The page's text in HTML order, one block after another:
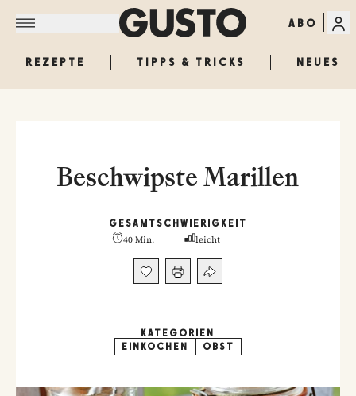
ABO
REZEPTE TIPPS & TRICKS NEUES
Beschwipste Marillen
GESAMT
40 Min.
SCHWIERIGKEIT
leicht
KATEGORIEN
EINKOCHEN
OBST